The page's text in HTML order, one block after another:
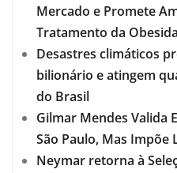
Mercado e Promete
Tratamento da
Desastres climáticos
bilionário e atingem
do Brasil
Gilmar Mendes Valida
São Paulo, Mas Impõe
Neymar retorna à